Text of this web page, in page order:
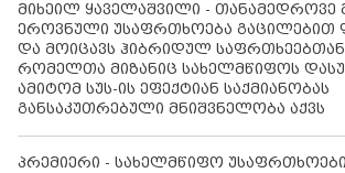
მიხეილ ყაველაშვილი -
ეროვნული უსაფრთხოება გაცილებით
და მოიცავს ჰიბრიდულ
რომელთა მიზანიც სახელმწიფოს
ამიტომ სუს-ის ეფექტიან საქმიანობას
განსაკუთრებული მნიშვნელობა აქვს
პრემიერი - სახელმწიფო